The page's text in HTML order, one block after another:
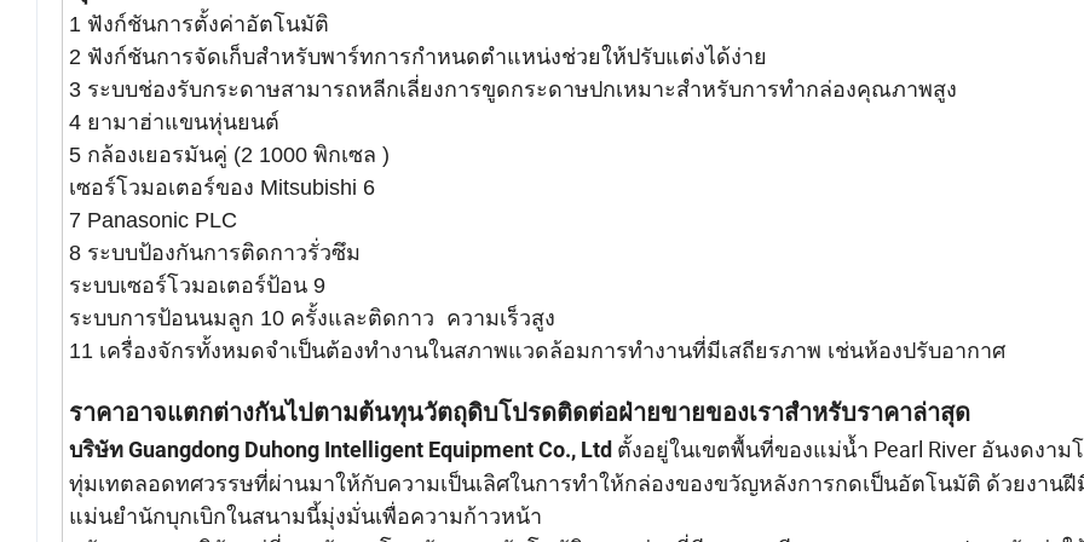
1 ฟังก์ชันการตั้งค่าอัตโนมัติ
2 ฟังก์ชันการจัดเก็บสำหรับพาร์ทการกำหนดตำแหน่งช่วยให้ปรับแต่งได้ง่าย
3 ระบบช่องรับกระดาษสามารถหลีกเลี่ยงการขูดกระดาษปกเหมาะสำหรับการทำกล่องคุณภาพสูง
4 ยามาฮ่าแขนหุ่นยนต์
5 กล้องเยอรมันคู่ (2 1000 พิกเซล )
เซอร์โวมอเตอร์ของ Mitsubishi 6
7 Panasonic PLC
8 ระบบป้องกันการติดกาวรั่วซึม
ระบบเซอร์โวมอเตอร์ป้อน 9
ระบบการป้อนนมลูก 10 ครั้งและติดกาว ความเร็วสูง
11 เครื่องจักรทั้งหมดจำเป็นต้องทำงานในสภาพแวดล้อมการทำงานที่มีเสถียรภาพ เช่นห้องปรับอากาศ
ราคาอาจแตกต่างกันไปตามต้นทุนวัตถุดิบโปรดติดต่อฝ่ายขายของเราสำหรับราคาล่าสุด
บริษัท Guangdong Duhong Intelligent Equipment Co., Ltd ตั้งอยู่ในเขตพื้นที่ของแม่น้ำ Pearl River อันงดงาม
ทุ่มเทตลอดทศวรรษที่ผ่านมาให้กับความเป็นเลิศในการทำให้กล่องของขวัญหลังการกดเป็นอัตโนมัติ ด้วยงาน
แม่นยำนักบุกเบิกในสนามนี้มุ่งมั่นเพื่อความก้าวหน้า